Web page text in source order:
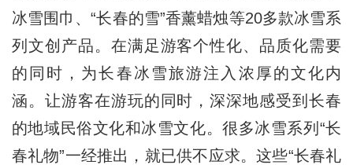
冰雪围巾、“长春的雪”香薰蜡烛等20多款冰雪系
列文创产品。在满足游客个性化、品质化需要
的同时，为长春冰雪旅游注入浓厚的文化内
涵。让游客在游玩的同时，深深地感受到长春
的地域民俗文化和冰雪文化。很多冰雪系列“长
春礼物”一经推出，就已供不应求。这些“长春礼